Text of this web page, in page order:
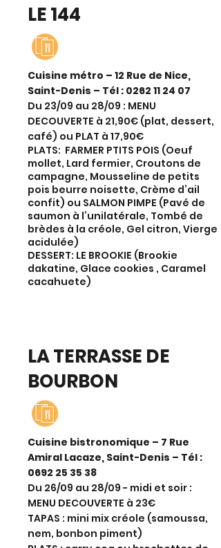
LE 144
Cuisine métro – 12 Rue de Nice,
Saint-Denis – Tél : 0262 11 24 07
Du 23/09 au 28/09 : MENU
DECOUVERTE à 21,90€ (plat, dessert,
café) ou PLAT à 17,90€
PLATS: FARMER PTITS POIS (Oeuf
mollet, Lard fermier, Croutons de
campagne, Mousseline de petits
pois beurre noisette, Crème d’ail
confit) ou SALMON PIMPE (Pavé de
saumon à l’unilatérale, Tombé de
brèdes à la créole, Gel citron, Vierge
acidulée)
DESSERT: LE BROOKIE (Brookie
dakatine, Glace cookies , Caramel
cacahuete)
LA TERRASSE DE
BOURBON
Cuisine bistronomique – 7 Rue
Amiral Lacaze, Saint-Denis – Tél :
0692 25 35 38
Du 26/09 au 28/09 - midi et soir :
MENU DECOUVERTE à 23€
TAPAS : mini mix créole (samoussa,
nem, bonbon piment)